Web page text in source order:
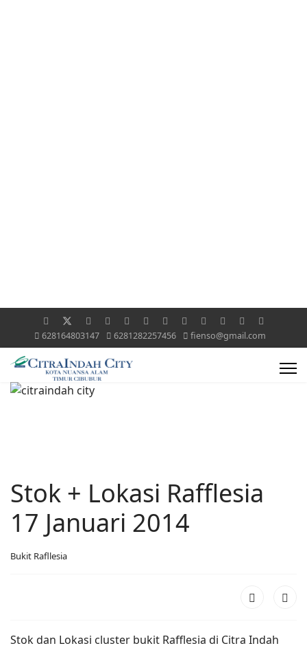
628164803147 6281282257456 fienso@gmail.com
Stok + Lokasi Rafflesia
17 Januari 2014
Bukit Rafllesia
Stok dan Lokasi cluster bukit Rafflesia di Citra Indah